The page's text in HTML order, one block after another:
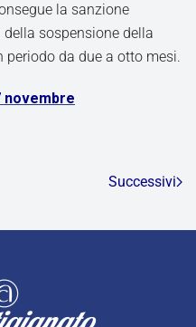
la sanzione
sospensione della
da due a otto mesi.
novembre
Successivi